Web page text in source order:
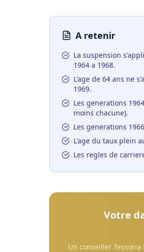
A retenir
La suspension
1964 a 1968.
L'age de 64 ans ne
1969.
Les generations
moins chacune).
Les generations
L'age du taux plein
Les regles de
Votre
Un conseiller